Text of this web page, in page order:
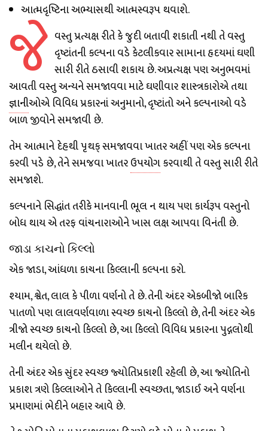
આત્મદૃષ્ટિના અભ્યાસથી આત્મસ્વરૂપ થવાશે.
જે વસ્તુ પ્રત્યક્ષ રીતે કે જુદી બતાવી શકાતી નથી તે વસ્તુ
દૃષ્ટાંતની કલ્પના વડે કેટલીકવાર સામાના હૃદયમાં ઘણી
સારી રીતે ઠસાવી શકાય છે. અપ્રત્યક્ષ પણ અનુભવમાં
આવતી વસ્તુ અન્યને સમજાવવા માટે ઘણીવાર શાસ્ત્રકારોએ તથા
જ્ઞાનીઓએ વિવિધ પ્રકારનાં અનુમાનો, દૃષ્ટાંતો અને કલ્પનાઓ વડે
બાળ જીવોને સમજાવી છે.
તેમ આત્માને દેહથી પૃથક્ સમજાવવા ખાતર અહીં પણ એક કલ્પના
કરવી પડે છે, તેને સમજવા ખાતરઉપયોગકરવાથી તે વસ્તુ સારી રીતે
સમજાશે.
કલ્પનાને સિદ્ધાંત તરીકે માનવાની ભૂલ ન થાય પણ કાર્યરૂપ વસ્તુનો
બોધ થાય એ તરફ વાંચનારાઓને ખાસ લક્ષ આપવા વિનંતી છે.
જાડા કાચનો કિલ્લો
એક જાડા, આંધળા કાચના કિલ્લાની કલ્પના કરો.
શ્યામ, શ્વેત, લાલ કે પીળા વર્ણનો તે છે. તેની અંદર એકબીજો બારિક
પાતળો પણ લાલવર્ણવાળા સ્વચ્છ કાચનો કિલ્લો છે, તેની અંદર એક
ત્રીજો સ્વચ્છ કાચનો કિલ્લો છે, આ કિલ્લો વિવિધ પ્રકારના પુદ્ગલોથી
મલીન થયેલો છે.
તેની અંદર એક સુંદર સ્વચ્છ જ્યોતિપ્રકાશી રહેલી છે, આ જ્યોતિનો
પ્રકાશ ત્રણે કિલ્લાઓને તે કિલ્લાની સ્વચ્છતા, જાડાઈ અને વર્ણના
પ્રમાણમાં ભેદીને બહાર આવે છે.